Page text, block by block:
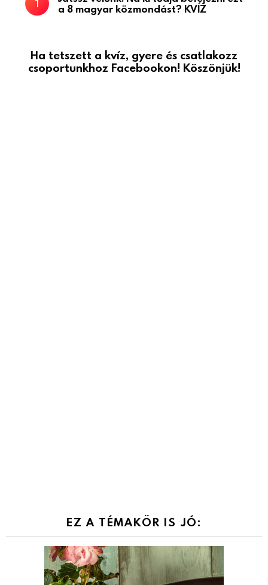
a 8 magyar közmondást? KVÍZ
Ha tetszett a kvíz, gyere és csatlakozz
csoportunkhoz Facebookon! Köszönjük!
EZ A TÉMAKÖR IS JÓ: